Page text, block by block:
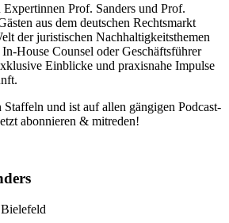
Expertinnen Prof. Sanders und Prof.
aus dem deutschen Rechtsmarkt
der juristischen Nachhaltigkeitsthemen
House Counsel oder Geschäftsführer
Einblicke und praxisnahe Impulse
Staffeln und ist auf allen gängigen Podcast-
abonnieren & mitreden!